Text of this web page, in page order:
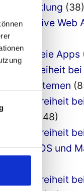
(38)
Progressive Web
(5)
Apps
Barrierefreiheit bei
Barrierefreiheit
(48)
Barrierefreiheit
Apple / IOS und
Barrierefreiheit